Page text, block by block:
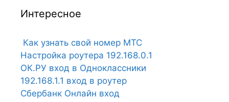
Интересное
Как узнать свой номер МТС
Настройка роутера 192.168.0.1
ОК.РУ вход в Одноклассники
192.168.1.1 вход в роутер
Сбербанк Онлайн вход